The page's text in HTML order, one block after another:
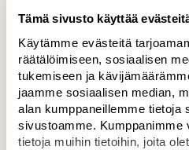
Tämä sivusto käyttää
Käytämme evästeitä
räätälöimiseen, sosiaalisen
tukemiseen ja
jaamme sosiaalisen median,
alan kumppaneillemme tietoja
sivustoamme. Kumppanimme
tietoja muihin tietoihin, joita
kauneuteen. Jokainen taitos
verran kuin tarpeellista.
minimaaliseksi. Nykyinen
yhdistettynä Sinisen
rauhankyyhkyyn,
kannanoton rauhan puolesta.